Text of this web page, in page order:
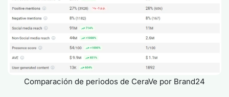
Comparación de periodos de CeraVe por Brand24